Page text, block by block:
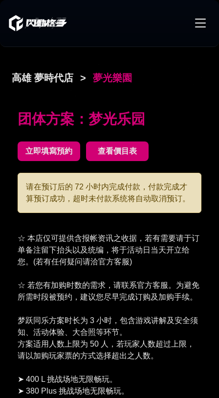
高雄 夢時代店 > 夢光樂園
团体方案：梦光乐园
立即填寫預約 查看價目表
请在预订后的 72 小时内完成付款，付款完成才
算预订成功，超时未付款系统将自动取消预订。
☆ 本店仅可提供含报帐资讯之收据，若有需要请于订
单备注留下抬头以及统编，将于活动日当天开立给
您。(若有任何疑问请洽官方客服)
☆ 若您有加购时数的需求，请联系官方客服。为避免
所需时段被预约，建议您尽早完成订购及加购手续。
梦跃同乐方案时长为 3 小时，包含游戏讲解及安全须
知、活动体验、大合照等环节。
方案适用人数上限为 50 人，若玩家人数超过上限，
请以加购玩家票的方式选择超出之人数。
➤ 400 L 挑战场地无限畅玩。
➤ 380 Plus 挑战场地无限畅玩。